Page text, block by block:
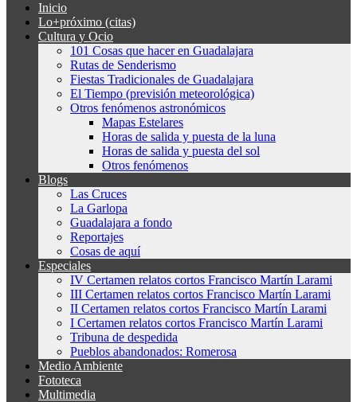
Inicio
Lo+próximo (citas)
Cultura y Ocio
101 Cosas que hacer en Guadalajara
Rutas de Senderismo
Fiestas Tradicionales de Guadalajara
El Tiempo (previsión meteorológica)
Otros fenómenos astronómicos
Mapas Estelares
Horas de salida y puesta de la luna
Horas de salida y puesta del sol
Otros fenómenos
Blogs
Las Cruces
La Garlopa
Guadalajara a fondo
Reportajes
Cosas de aquí
Especiales
IV Certamen relatos cortos Francisco Martín Larami
III Certamen relatos cortos Francisco Martín Larami
II Certamen relatos cortos Francisco Martín Larami
I Certamen relatos cortos Francisco Martín Larami
Tribuna de despedida
Pueblos abandonados: Romerosa
Medio Ambiente
Fototeca
Multimedia